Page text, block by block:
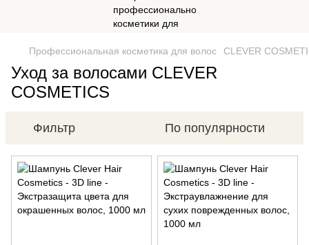
Профессиональная косметика для волос CLEVER
Уход за волосами CLEVER
COSMETICS
Фильтр По популярности